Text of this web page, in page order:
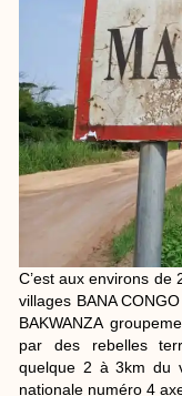
C’est aux environs de
villages BANA
BAKWANZA
par des rebelles
quelque 2 à 3km du
nationale numéro 4